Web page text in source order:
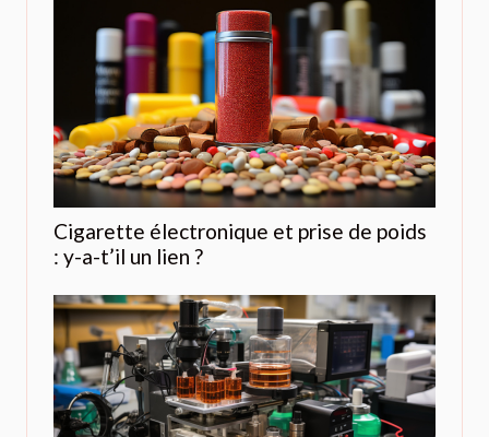
Cigarette électronique et prise de poids
: y-a-t’il un lien ?